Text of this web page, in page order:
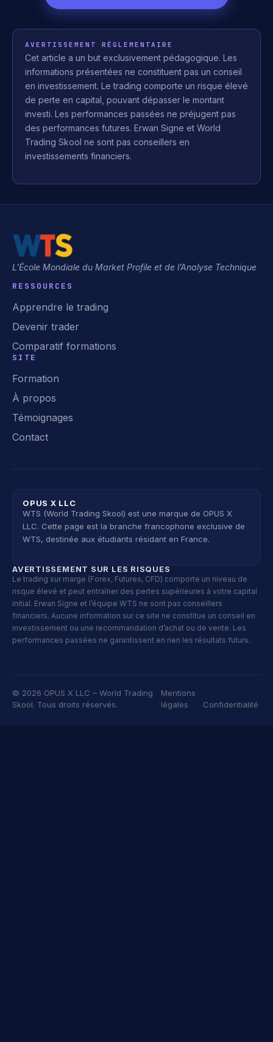
AVERTISSEMENT RÉGLEMENTAIRE
Cet article a un but exclusivement pédagogique. Les
informations présentées ne constituent pas un conseil
en investissement. Le trading comporte un risque élevé
de perte en capital, pouvant dépasser le montant
investi. Les performances passées ne préjugent pas
des performances futures. Erwan Signe et World
Trading Skool ne sont pas conseillers en
investissements financiers.
L’École Mondiale du Market Profile et de l’Analyse Technique
RESSOURCES
Apprendre le trading
Devenir trader
Comparatif formations
SITE
Formation
À propos
Témoignages
Contact
OPUS X LLC
WTS (World Trading Skool) est une marque de OPUS X
LLC. Cette page est la branche francophone exclusive de
WTS, destinée aux étudiants résidant en France.
AVERTISSEMENT SUR LES RISQUES
Le trading sur marge (Forex, Futures, CFD) comporte un niveau de
risque élevé et peut entraîner des pertes supérieures à votre capital
initial. Erwan Signe et l’équipe WTS ne sont pas conseillers
financiers. Aucune information sur ce site ne constitue un conseil en
investissement ou une recommandation d’achat ou de vente. Les
performances passées ne garantissent en rien les résultats futurs.
© 2026 OPUS X LLC – World Trading
Skool. Tous droits réservés.
Mentions
légales
Confidentialité